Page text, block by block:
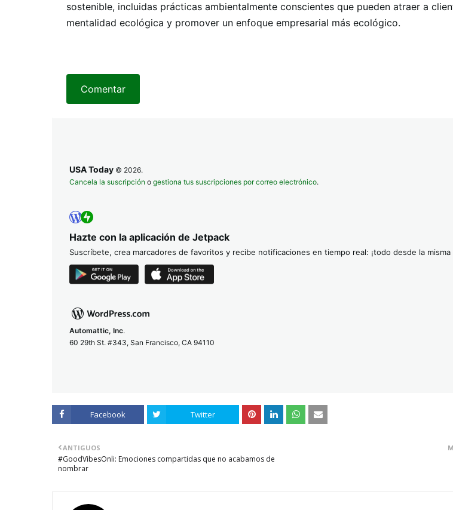
sostenible, incluidas prácticas ambientalmente conscientes que pueden atraer a
mentalidad ecológica y promover un enfoque empresarial más ecológico.
Comentar
USA Today © 2026.
Cancela la suscripción o gestiona tus suscripciones por correo electrónico.
Hazte con la aplicación de Jetpack
Suscríbete, crea marcadores de favoritos y recibe notificaciones en tiempo real: ¡todo desde la misma
Automattic, Inc.
60 29th St. #343, San Francisco, CA 94110
Facebook Twitter
ANTIGUOS
#GoodVibesOnli: Emociones compartidas que no acabamos de
nombrar